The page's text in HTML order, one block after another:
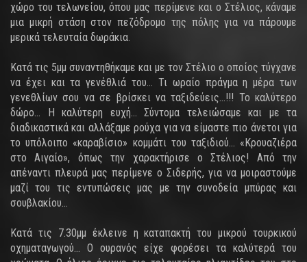
χώρο του τελωνείου, όπου μας περίμενε και ο Στέλιος, κάναμε
μια μικρή στάση στον πεζόδρομο της πόλης για να πάρουμε
μερικά τελευταία δωράκια.
Κατά τις 5μμ συναντηθήκαμε και με τον Στέλιο ο οποίος τύγχανε
να έχει και τα γενέθλιά του… Τι ωραίο πράγμα η μέρα των
γενεθλίων σου να σε βρίσκει να ταξιδεύεις…!!! Το καλύτερο
δώρο… Η καλύτερη ευχή… Σύντομα τελειώσαμε και με τα
διαδικαστικά και αλλάξαμε ρούχα για να είμαστε πιο άνετοι για
το υπόλοιπο «καραβίσιο» κομμάτι του ταξιδιού… «Κρουαζιέρα
στο Αιγαίο», όπως την χαρακτήρισε ο Στέλιος! Από την
απέναντι πλευρά μας περίμενε ο Σιδερής, για να μοιραστούμε
μαζί του τις εντυπώσεις μας με την συνοδεία μπύρας και
σουβλακίου…
Κατά τις 7.30μμ έκλεινε η καταπακτή του μικρού τουρκικού
οχηματαγωγού… Ο ουρανός είχε φορέσει τα καλύτερά του